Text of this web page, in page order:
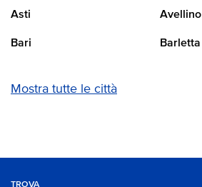
Asti Avellino
Bari Barletta
Mostra tutte le città
TROVA